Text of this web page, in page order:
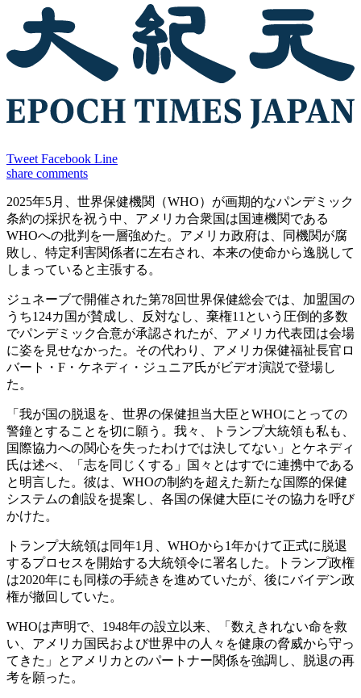
Tweet Facebook Line
share comments
2025年5月、世界保健機関（WHO）が画期的なパンデミック
条約の採択を祝う中、アメリカ合衆国は国連機関である
WHOへの批判を一層強めた。アメリカ政府は、同機関が腐
敗し、特定利害関係者に左右され、本来の使命から逸脱して
しまっていると主張する。
ジュネーブで開催された第78回世界保健総会では、加盟国の
うち124カ国が賛成し、反対なし、棄権11という圧倒的多数
でパンデミック合意が承認されたが、アメリカ代表団は会場
に姿を見せなかった。その代わり、アメリカ保健福祉長官ロ
バート・F・ケネディ・ジュニア氏がビデオ演説で登場し
た。
「我が国の脱退を、世界の保健担当大臣とWHOにとっての
警鐘とすることを切に願う。我々、トランプ大統領も私も、
国際協力への関心を失ったわけでは決してない」とケネディ
氏は述べ、「志を同じくする」国々とはすでに連携中である
と明言した。彼は、WHOの制約を超えた新たな国際的保健
システムの創設を提案し、各国の保健大臣にその協力を呼び
かけた。
トランプ大統領は同年1月、WHOから1年かけて正式に脱退
するプロセスを開始する大統領令に署名した。トランプ政権
は2020年にも同様の手続きを進めていたが、後にバイデン政
権が撤回していた。
WHOは声明で、1948年の設立以来、「数えきれない命を救
い、アメリカ国民および世界中の人々を健康の脅威から守っ
てきた」とアメリカとのパートナー関係を強調し、脱退の再
考を願った。